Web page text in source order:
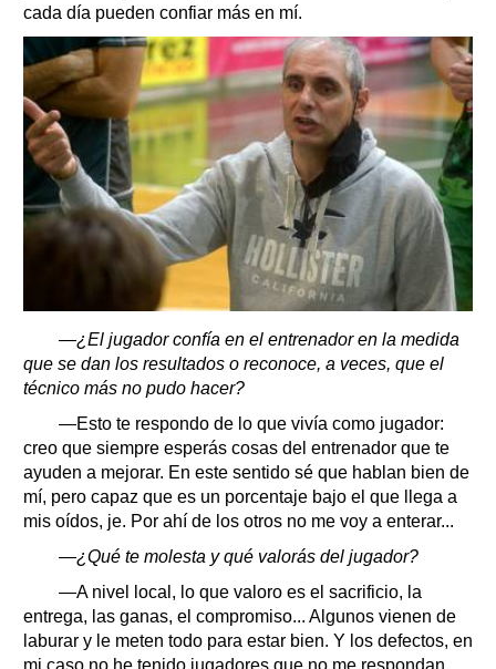
cada día pueden confiar más en mí.
—¿El jugador confía en el entrenador en la medida
que se dan los resultados o reconoce, a veces, que el
técnico más no pudo hacer?
—Esto te respondo de lo que vivía como jugador:
creo que siempre esperás cosas del entrenador que te
ayuden a mejorar. En este sentido sé que hablan bien de
mí, pero capaz que es un porcentaje bajo el que llega a
mis oídos, je. Por ahí de los otros no me voy a enterar...
—¿Qué te molesta y qué valorás del jugador?
—A nivel local, lo que valoro es el sacrificio, la
entrega, las ganas, el compromiso... Algunos vienen de
laburar y le meten todo para estar bien. Y los defectos, en
mi caso no he tenido jugadores que no me respondan.